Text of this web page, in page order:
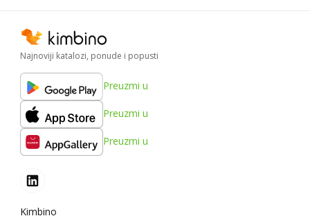
Najnoviji katalozi, ponude i popusti
Preuzmi u
Preuzmi u
Preuzmi u
Kimbino